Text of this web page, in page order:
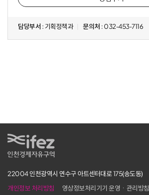
담당부서 : 기획정책과 문의처 : 032-453-7116
22004 인천광역시 연수구 아트센터대로 175(송도동)
개인정보 처리방침
영상정보처리기기 운영ㆍ관리방침